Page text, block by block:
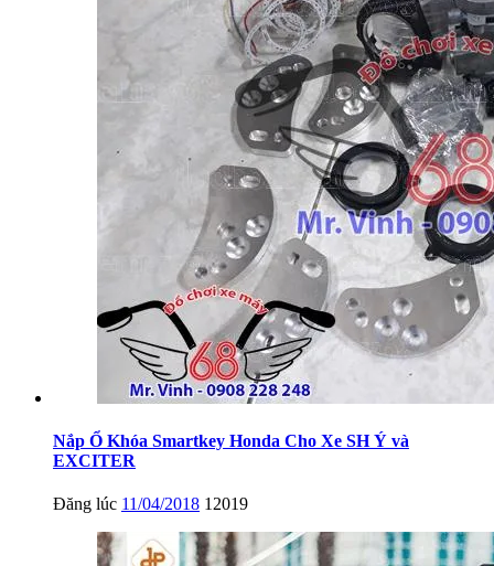
Nắp Ổ Khóa Smartkey Honda Cho Xe SH Ý và
EXCITER
Đăng lúc 11/04/2018 12019